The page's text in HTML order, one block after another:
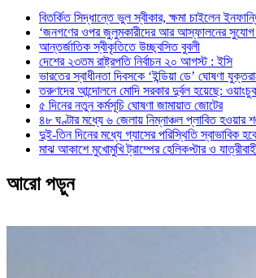
বিতর্কিত সিদ্ধান্তে ভুল স্বীকার, ক্ষমা চাইলেন
‘জনগণের ওপর জুলুমকারীদের আর আস্ফালনের সুযোগ
আন্তর্জাতিক স্বীকৃতিতে উচ্ছ্বসিত বুবলী
দেশের ২৩তম রাষ্ট্রপতি নির্বাচন ২০ আগস্ট : ইসি
ভারতের স্বাধীনতা দিবসকে ‘ইন্ডিয়া ডে’ ঘোষণা
তরুণদের আন্দোলনে মোদি সরকার দুর্বল হয়েছে:
৫ দিনের নতুন কর্মসূচি ঘোষণা জামায়াত জোটের
৪৮ ঘণ্টার মধ্যে ৬ জেলায় নিম্নাঞ্চল প্লাবিত হওয়ার
দুই-তিন দিনের মধ্যে গ্যাসের পরিস্থিতি স্বাভাবিক হবে
মাঝ আকাশে মুখোমুখি ট্রাম্পের হেলিকপ্টার ও
আরো পড়ুন